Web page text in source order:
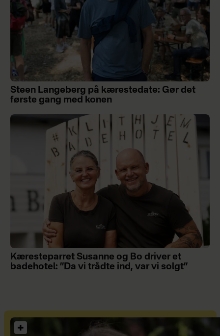
Steen Langeberg på kærestedate: Gør det
første gang med konen
Kæresteparret Susanne og Bo driver et
badehotel: ”Da vi trådte ind, var vi solgt”